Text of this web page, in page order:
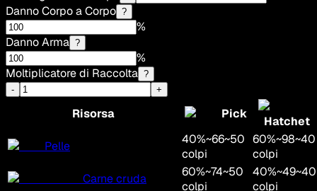
Danno Corpo a Corpo ?
%
Danno Arma ?
%
Moltiplicatore di Raccolta ?
-
+
Risorsa Pick
Hatchet
Pelle
40%~66~50
colpi
60%~98~40
colpi
Carne cruda
60%~74~50
colpi
40%~49~40
colpi